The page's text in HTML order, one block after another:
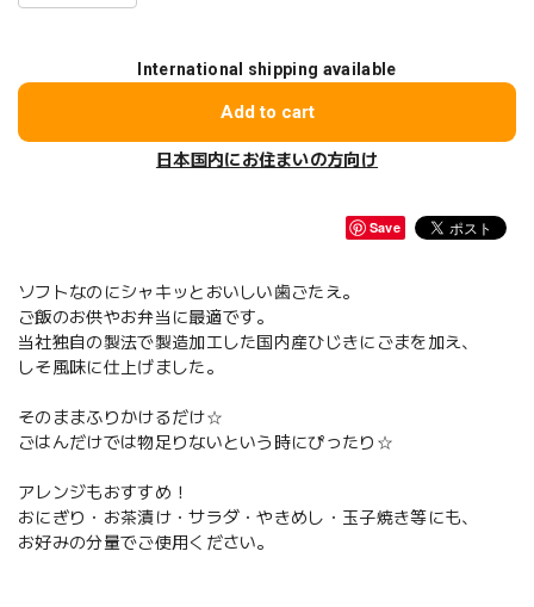
International shipping available
Add to cart
日本国内にお住まいの方向け
Save
ソフトなのにシャキッとおいしい歯ごたえ。
ご飯のお供やお弁当に最適です。
当社独自の製法で製造加工した国内産ひじきにごまを加え、
しそ風味に仕上げました。
そのままふりかけるだけ☆
ごはんだけでは物足りないという時にぴったり☆
アレンジもおすすめ！
おにぎり・お茶漬け・サラダ・やきめし・玉子焼き等にも、
お好みの分量でご使用ください。